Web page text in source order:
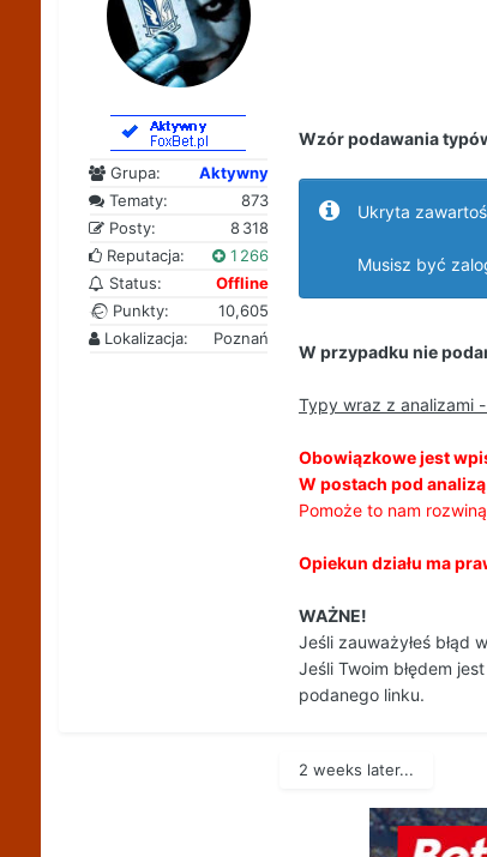
Grupa:
Aktywny
Tematy:
873
Posty:
8 318
Reputacja:
1 266
Status:
Offline
Punkty:
10,605
Lokalizacja:
Poznań
Wzór podawania
Ukryta
Musisz być
W przypadku nie
Typy wraz z analizami
Obowiązkowe jest
W postach pod
Pomoże to nam
Opiekun działu ma
WAŻNE!
Jeśli zauważyłeś błąd
Jeśli Twoim błędem
podanego linku.
2 weeks later...